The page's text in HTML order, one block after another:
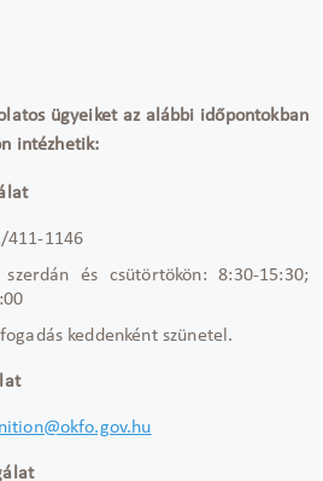
ügyeiket az alábbi időpontokban
intézhetik:
411-1146
és csütörtökön: 8:30-15:30;
keddenként szünetel.